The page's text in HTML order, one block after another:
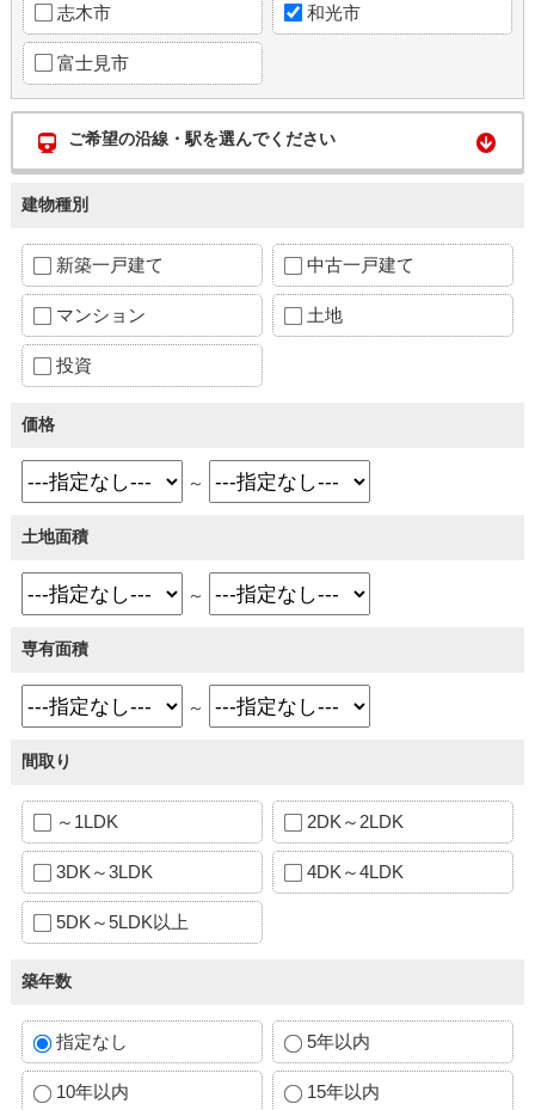
志木市 和光市
富士見市
ご希望の沿線・駅を選んでください
建物種別
新築一戸建て 中古一戸建て
マンション 土地
投資
価格
～
土地面積
～
専有面積
～
間取り
～1LDK 2DK～2LDK
3DK～3LDK 4DK～4LDK
5DK～5LDK以上
築年数
指定なし 5年以内
10年以内 15年以内